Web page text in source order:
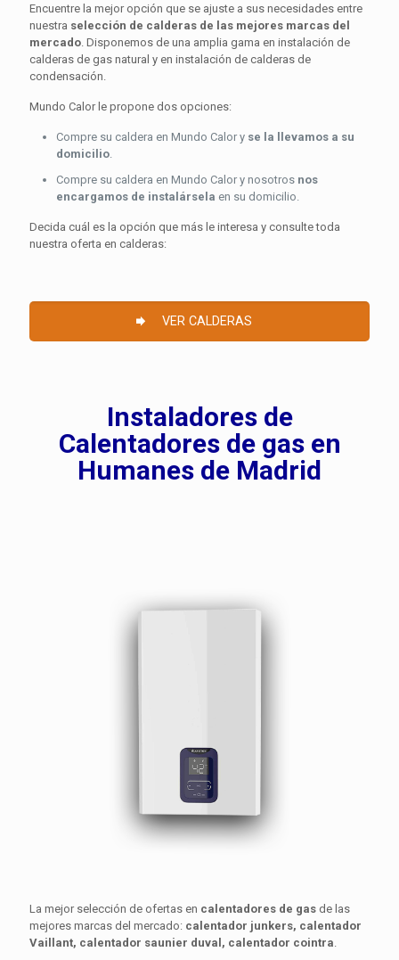
Encuentre la mejor opción que se ajuste a sus necesidades entre
nuestra selección de calderas de las mejores marcas del
mercado . Disponemos de una amplia gama en instalación de
calderas de gas natural y en instalación de calderas de
condensación.
Mundo Calor le propone dos opciones:
Compre su caldera en Mundo Calor y se la llevamos a su
domicilio
Compre su caldera en Mundo Calor y nosotros nos
encargamos de instalársela en su domicilio.
Decida cuál es la opción que más le interesa y consulte toda
nuestra oferta en calderas:
VER CALDERAS
Instaladores de
Calentadores de gas en
Humanes de Madrid
La mejor selección de ofertas en calentadores de gas de las
mejores marcas del mercado: calentador junkers, calentador
Vaillant, calentador saunier duval, calentador cointra